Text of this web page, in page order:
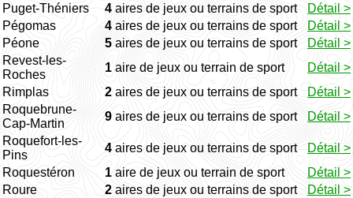
Puget-Théniers
4 aires de jeux ou terrains de sport
Détail >
Pégomas
4 aires de jeux ou terrains de sport
Détail >
Péone
5 aires de jeux ou terrains de sport
Détail >
Revest-les-
Roches
1 aire de jeux ou terrain de sport
Détail >
Rimplas
2 aires de jeux ou terrains de sport
Détail >
Roquebrune-
Cap-Martin
9 aires de jeux ou terrains de sport
Détail >
Roquefort-les-
Pins
4 aires de jeux ou terrains de sport
Détail >
Roquestéron
1 aire de jeux ou terrain de sport
Détail >
Roure
2 aires de jeux ou terrains de sport
Détail >